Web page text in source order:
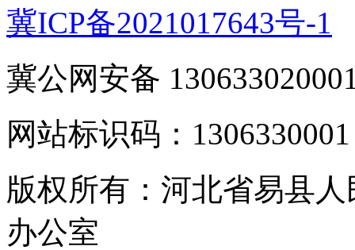
冀ICP备2021017643号-1
冀公网安备
网站标识码：1306330001
版权所有：河北省易县
办公室